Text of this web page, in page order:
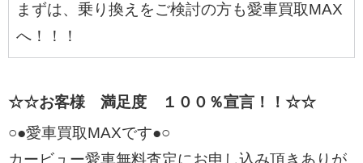
まずは、乗り換えをご検討の方も愛車買取MAX
へ！！！
☆☆お客様 満足度 １００％宣言！！☆☆
○●愛車買取MAXです●○
カービュー愛車無料査定にお申し込み頂きありが